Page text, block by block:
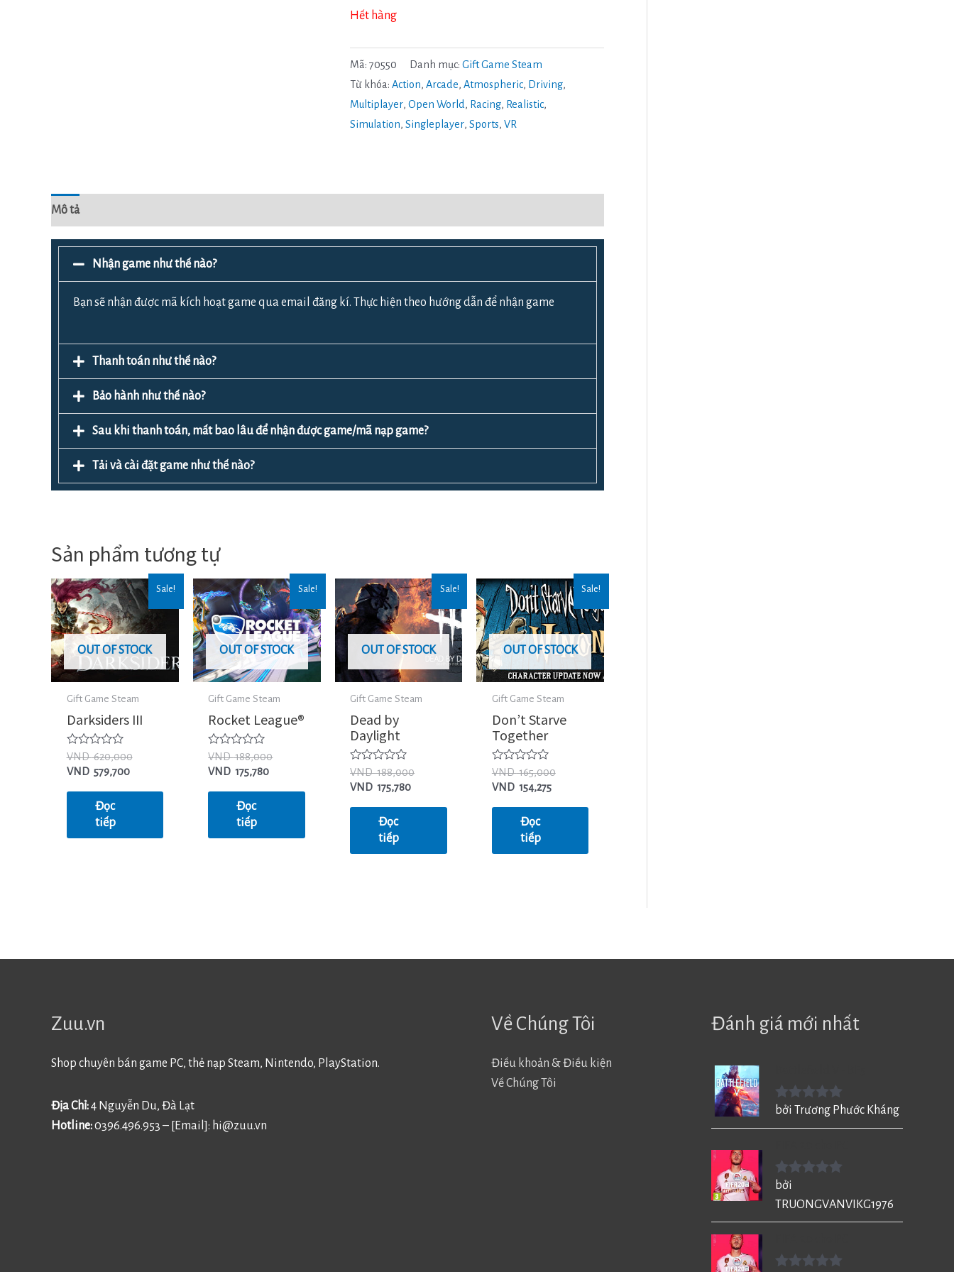
Hết hàng
Mã: 70550 Danh mục: Gift Game Steam
Từ khóa: Action, Arcade, Atmospheric, Driving,
Multiplayer, Open World , Racing, Realistic,
Simulation, Singleplayer, Sports, VR
Mô tả
Nhận game như thế nào?
Bạn sẽ nhận được mã kích hoạt game qua email đăng kí. Thực hiện theo hướng dẫn để nhận game
Thanh toán như thế nào?
Bảo hành như thế nào?
Sau khi thanh toán, mất bao lâu để nhận được game/mã nạp game?
Tải và cài đặt game như thế nào?
Sản phẩm tương tự
Sale!
OUT OF STOCK
Gift Game Steam
Darksiders III
Được
xếp
hạng
VND620,000
VND 579,700
Đọc
tiếp
Sale!
OUT OF STOCK
Gift Game Steam
Rocket League®
Được
xếp
hạng
VND188,000
VND 175,780
Đọc
tiếp
Sale!
OUT OF STOCK
Gift Game Steam
Dead by
Daylight
Được
xếp
hạng
VND188,000
VND 175,780
Đọc
tiếp
Sale!
OUT OF STOCK
Gift Game Steam
Don’t Starve
Together
Được
xếp
hạng
VND165,000
VND 154,275
Đọc
tiếp
Zuu.vn
Shop chuyên bán game PC, thẻ nạp Steam, Nintendo, PlayStation.
Địa Chỉ:4 Nguyễn Du, Đà Lạt
Hotline:0396.496.953 – [Email]: hi@zuu.vn
Về Chúng Tôi
Điều khoản & Điều kiện
Về Chúng Tôi
Đánh giá mới nhất
Được xếp
bởi Trương Phước Kháng
Được xếp
hạng5 5
sao
bởi
TRUONGVANVIKG1976